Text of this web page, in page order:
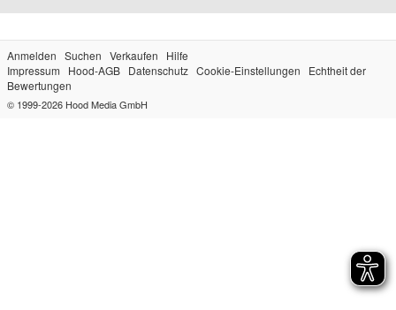
Anmelden Suchen Verkaufen
Hilfe
Impressum
Hood-AGB Datenschutz Cookie-Einstellungen
Echtheit der
Bewertungen
© 1999-2026 Hood Media GmbH